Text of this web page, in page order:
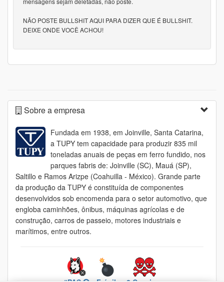
NÃO POSTE BULLSHIT AQUI PARA DIZER QUE É BULLSHIT.
DEIXE ONDE VOCÊ ACHOU!
Sobre a empresa
Fundada em 1938, em Joinville, Santa Catarina,
a TUPY tem capacidade para produzir 835 mil
toneladas anuais de peças em ferro fundido, nos
parques fabris de: Joinville (SC), Mauá (SP),
Saltillo e Ramos Arizpe (Coahuilla - México). Grande parte
da produção da TUPY é constituída de componentes
desenvolvidos sob encomenda para o setor automotivo, que
engloba caminhões, ônibus, máquinas agrícolas e de
construção, carros de passeio, motores industriais e
marítimos, entre outros.